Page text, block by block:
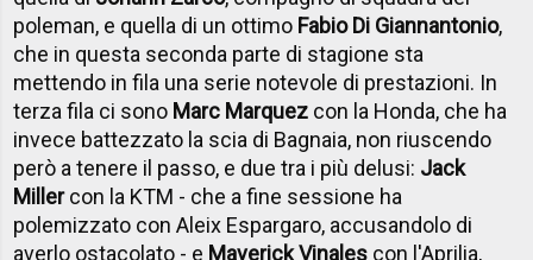
poleman, e quella di un ottimo Fabio Di Giannantonio,
che in questa seconda parte di stagione sta
mettendo in fila una serie notevole di prestazioni. In
terza fila ci sono Marc Marquez con la Honda, che ha
invece battezzato la scia di Bagnaia, non riuscendo
però a tenere il passo, e due tra i più delusi: Jack
Millercon la KTM - che a fine sessione ha
polemizzato con Aleix Espargaro, accusandolo di
averlo ostacolato - e Maverick Vinales con l'Aprilia,